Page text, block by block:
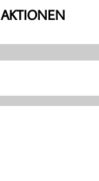
AKTIONEN